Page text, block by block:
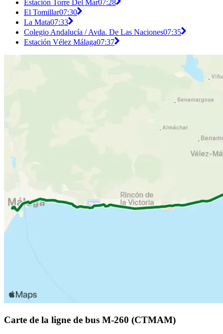
Estación Torre Del Mar07:28
El Tomillar07:30
La Mata07:33
Colegio Andalucía / Avda. De Las Naciones07:35
Estación Vélez Málaga07:37
Carte de la ligne de bus M-260 (CTMAM)